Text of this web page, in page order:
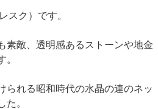
スク）です。
素敵、透明感あるストーンや地金
。
られる昭和時代の水晶の連のネッ
た。